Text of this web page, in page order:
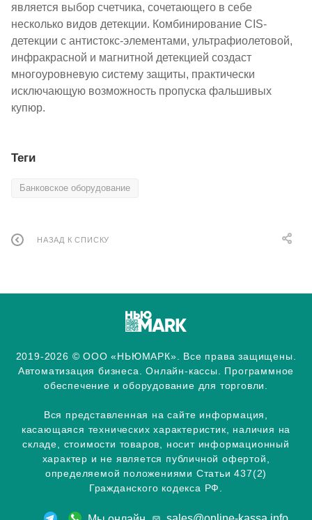
является выбор счетчика, сочетающего в себе
несколько видов детекции. Комбинирование CIS-
детекции с антистокс-элементами, ультрафиолетовой,
инфракрасной и магнитной детекцией создаст
многоуровневую систему защиты, практически
исключающую возможность пропуска фальшивых
купюр.
Теги
Банковское оборудование
НАЗАД К СПИСКУ
2019-2026 © ООО «НЬЮМАРК». Все права защищены.
Автоматизация бизнеса. Онлайн-кассы. Программное
обеспечение и оборудование для торговли.
Вся представленная на сайте информация,
касающаяся технических характеристик, наличия на
складе, стоимости товаров, носит информационный
характер и не является публичной офертой,
определяемой положениями Статьи 437(2)
Гражданского кодекса РФ.